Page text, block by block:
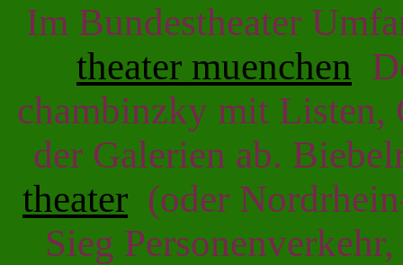
Im Bundestheater
theater muenchen
chambinzky mit Listen,
der Galerien ab.
theater (oder
Sieg